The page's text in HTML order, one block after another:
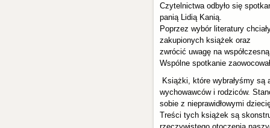
Czytelnictwa odbyło się
panią Lidią Kanią.
Poprzez wybór literatury
zakupionych książek oraz
zwrócić uwagę na
Wspólne spotkanie
Książki, które wybrałyśmy są
wychowawców i rodziców.
sobie z nieprawidłowymi
Treści tych książek są